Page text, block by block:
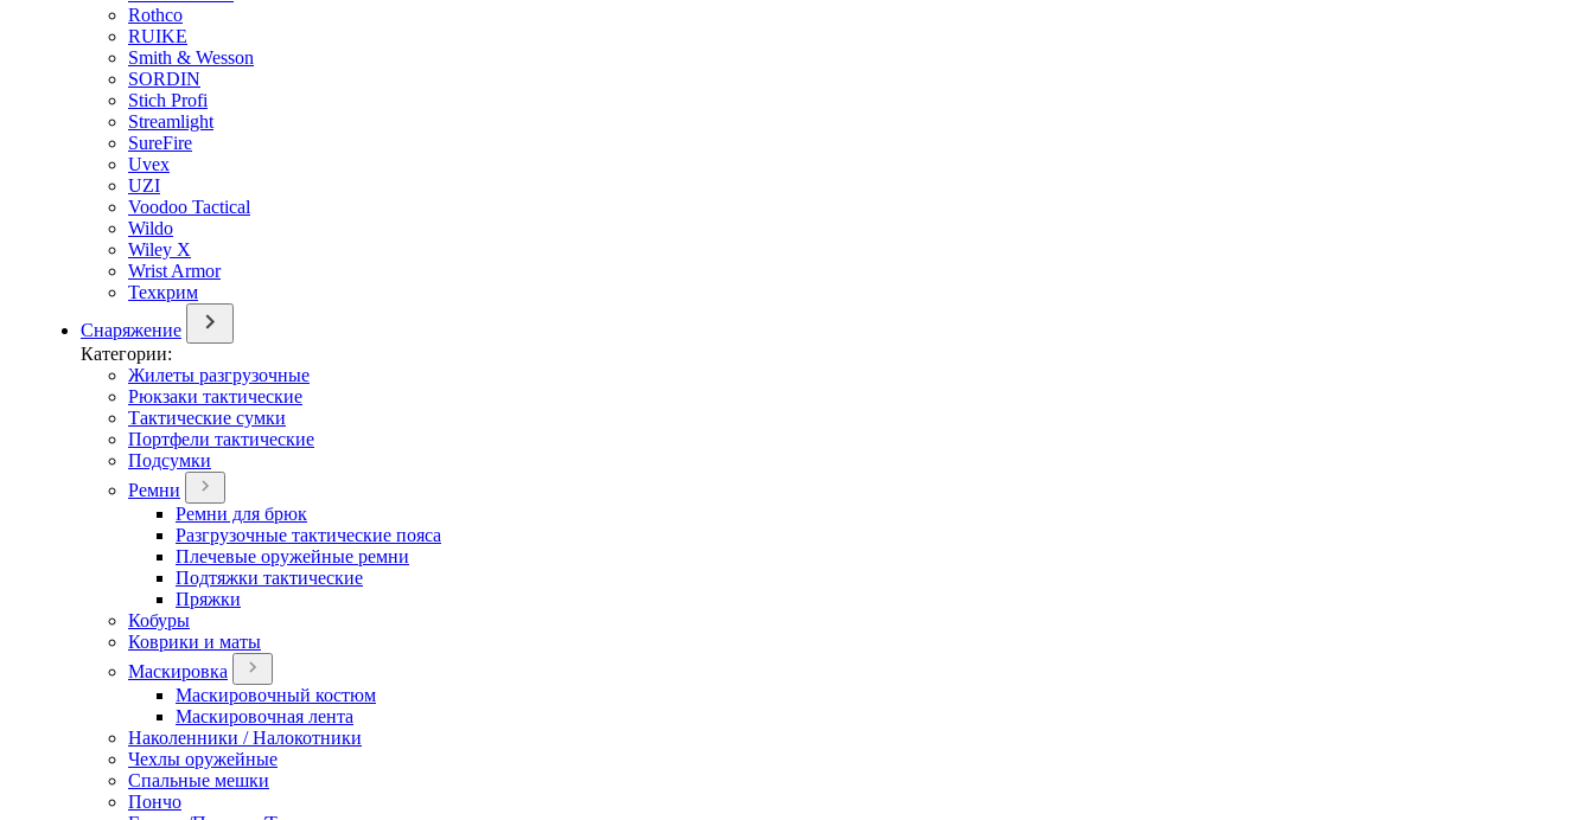
Rothco
RUIKE
Smith & Wesson
SORDIN
Stich Profi
Streamlight
SureFire
Uvex
UZI
Voodoo Tactical
Wildo
Wiley X
Wrist Armor
Техкрим
Снаряжение
Категории:
Жилеты разгрузочные
Рюкзаки тактические
Тактические сумки
Портфели тактические
Подсумки
Ремни
Ремни для брюк
Разгрузочные тактические пояса
Плечевые оружейные ремни
Подтяжки тактические
Пряжки
Кобуры
Коврики и маты
Маскировка
Маскировочный костюм
Маскировочная лента
Наколенники / Налокотники
Чехлы оружейные
Спальные мешки
Пончо